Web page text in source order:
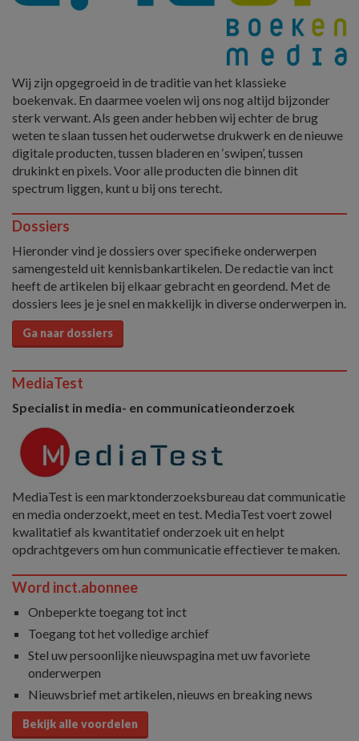
Wij zijn opgegroeid in de traditie van het klassieke
boekenvak. En daarmee voelen wij ons nog altijd bijzonder
sterk verwant. Als geen ander hebben wij echter de brug
weten te slaan tussen het ouderwetse drukwerk en de nieuwe
digitale producten, tussen bladeren en ‘swipen’, tussen
drukinkt en pixels. Voor alle producten die binnen dit
spectrum liggen, kunt u bij ons terecht.
Dossiers
Hieronder vind je dossiers over specifieke onderwerpen
samengesteld uit kennisbankartikelen. De redactie van inct
heeft de artikelen bij elkaar gebracht en geordend. Met de
dossiers lees je je snel en makkelijk in diverse onderwerpen in.
Ga naar dossiers
MediaTest
Specialist in media- en communicatieonderzoek
MediaTest is een marktonderzoeksbureau dat communicatie
en media onderzoekt, meet en test. MediaTest voert zowel
kwalitatief als kwantitatief onderzoek uit en helpt
opdrachtgevers om hun communicatie effectiever te maken.
Word inct.abonnee
Onbeperkte toegang tot inct
Toegang tot het volledige archief
Stel uw persoonlijke nieuwspagina met uw favoriete
onderwerpen
Nieuwsbrief met artikelen, nieuws en breaking news
Bekijk alle voordelen